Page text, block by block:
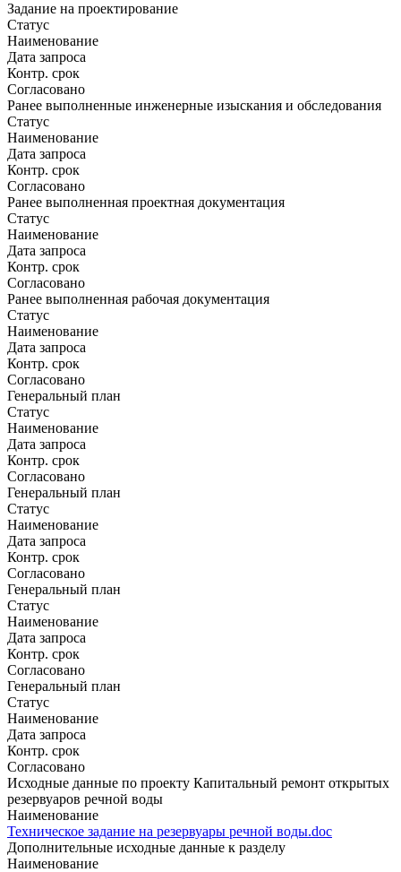
Задание на проектирование
Статус
Наименование
Дата запроса
Контр. срок
Согласовано
Ранее выполненные инженерные изыскания и обследования
Статус
Наименование
Дата запроса
Контр. срок
Согласовано
Ранее выполненная проектная документация
Статус
Наименование
Дата запроса
Контр. срок
Согласовано
Ранее выполненная рабочая документация
Статус
Наименование
Дата запроса
Контр. срок
Согласовано
Генеральный план
Статус
Наименование
Дата запроса
Контр. срок
Согласовано
Генеральный план
Статус
Наименование
Дата запроса
Контр. срок
Согласовано
Генеральный план
Статус
Наименование
Дата запроса
Контр. срок
Согласовано
Генеральный план
Статус
Наименование
Дата запроса
Контр. срок
Согласовано
Исходные данные по проекту Капитальный ремонт открытых
резервуаров речной воды
Наименование
Техническое задание на резервуары речной воды.doc
Дополнительные исходные данные к разделу
Наименование